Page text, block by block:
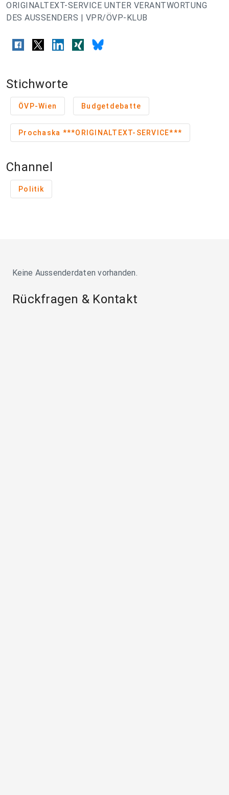
ORIGINALTEXT-SERVICE UNTER VERANTWORTUNG
DES AUSSENDERS | VPR/ÖVP-KLUB
Stichworte
ÖVP-Wien Budgetdebatte
Prochaska ***ORIGINALTEXT-SERVICE***
Channel
Politik
Keine Aussenderdaten vorhanden.
Rückfragen & Kontakt